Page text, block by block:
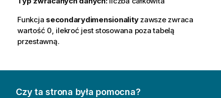
Funkcja secondarydimensionalityzawsze zwraca
wartość 0, ilekroć jest stosowana poza tabelą
przestawną.
Czy ta strona była pomocna?